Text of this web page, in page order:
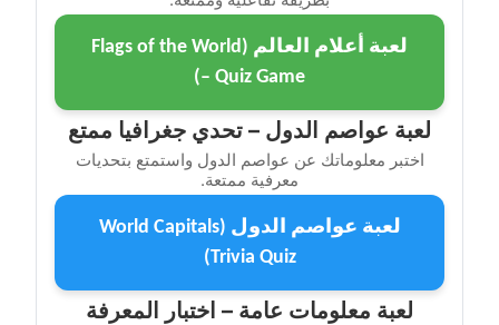
لعبة أعلام العالم (Flags of the World
– Quiz Game)
لعبة عواصم الدول – تحدي جغرافيا ممتع
اختبر معلوماتك عن عواصم الدول واستمتع بتحديات
معرفية ممتعة.
لعبة عواصم الدول (World Capitals
Trivia Quiz)
لعبة معلومات عامة – اختبار المعرفة